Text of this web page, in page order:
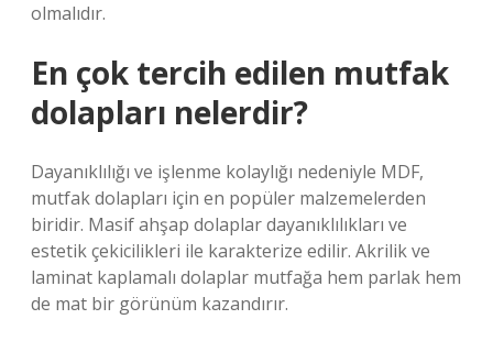
olmalıdır.
En çok tercih edilen mutfak
dolapları nelerdir?
Dayanıklılığı ve işlenme kolaylığı nedeniyle MDF,
mutfak dolapları için en popüler malzemelerden
biridir. Masif ahşap dolaplar dayanıklılıkları ve
estetik çekicilikleri ile karakterize edilir. Akrilik ve
laminat kaplamalı dolaplar mutfağa hem parlak hem
de mat bir görünüm kazandırır.